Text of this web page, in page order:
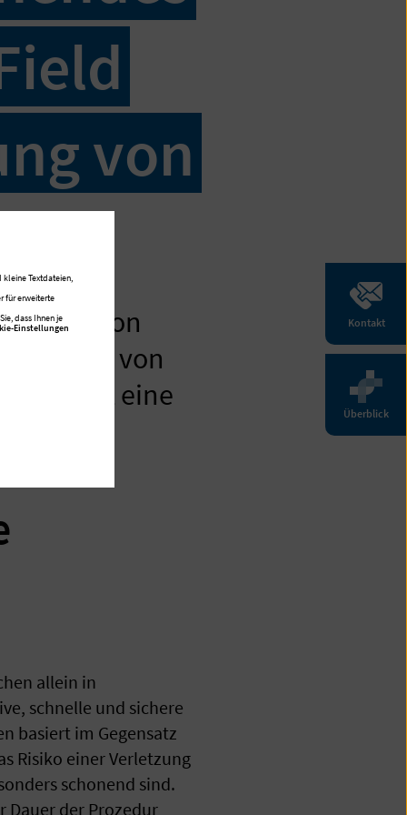
Kontakt
Überblick
von
Ablation
von
eine
allein in
schnelle und sichere
basiert im Gegensatz
Risiko einer Verletzung
schonend sind.
Dauer der Prozedur
kleine Textdateien,
für erweiterte
dass Ihnen je
Einstellungen